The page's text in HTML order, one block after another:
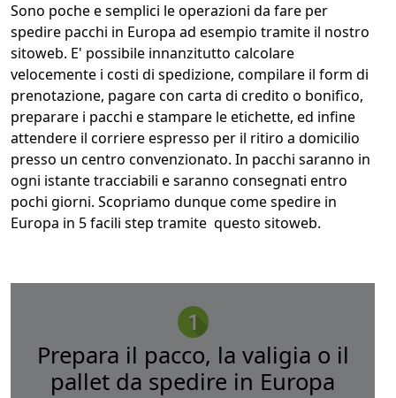
Sono poche e semplici le operazioni da fare per
spedire pacchi in Europa ad esempio tramite il nostro
sitoweb. E' possibile innanzitutto calcolare
velocemente i costi di spedizione, compilare il form di
prenotazione, pagare con carta di credito o bonifico,
preparare i pacchi e stampare le etichette, ed infine
attendere il corriere espresso per il ritiro a domicilio
presso un centro convenzionato. In pacchi saranno in
ogni istante tracciabili e saranno consegnati entro
pochi giorni. Scopriamo dunque come spedire in
Europa in 5 facili step tramite questo sitoweb.
Prepara il pacco, la valigia o il
pallet da spedire in Europa